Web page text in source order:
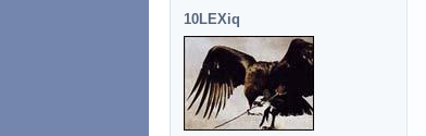
10LEXiq